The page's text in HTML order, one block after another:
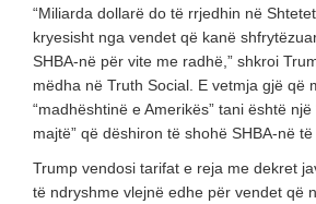
“Miliarda dollarë do të rrjedhin në
kryesisht nga vendet që kanë
SHBA-në për vite me radhë,” shkroi
mëdha në Truth Social. E vetmja gjë që
“madhështinë e Amerikës” tani është
majtë” që dëshiron të shohë SHBA-në
Trump vendosi tarifat e reja me dekret
të ndryshme vlejnë edhe për vendet që